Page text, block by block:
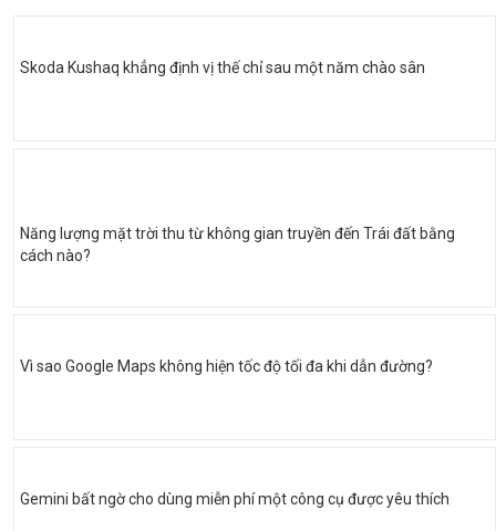
Skoda Kushaq khẳng định vị thế chỉ sau một năm chào sân
Năng lượng mặt trời thu từ không gian truyền đến Trái đất bằng
cách nào?
Vì sao Google Maps không hiện tốc độ tối đa khi dẫn đường?
Gemini bất ngờ cho dùng miễn phí một công cụ được yêu thích